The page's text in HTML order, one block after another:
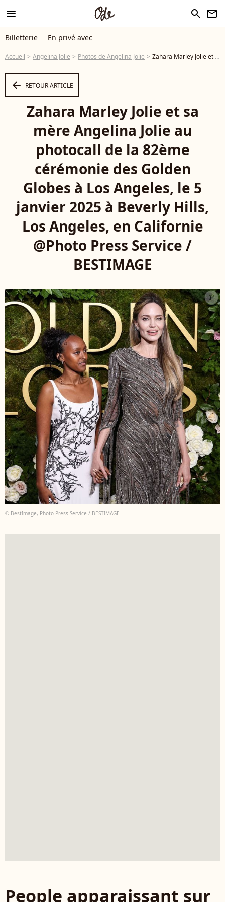
menu search newsletter
Billetterie En privé avec
Accueil Angelina Jolie Photos de Angelina Jolie Zahara Marley Jolie et sa mère Angelina Jolie au photocall de la 82ème cérémonie des Golden Globes à Los Angeles, le 5 janvier 2025 à Beverly Hills, Los Angeles, en Californie @Photo Press Service / BESTIMAGE - Photo
arrow_left RETOUR ARTICLE
Zahara Marley Jolie et sa
mère Angelina Jolie au
photocall de la 82ème
cérémonie des Golden
Globes à Los Angeles, le 5
janvier 2025 à Beverly Hills,
Los Angeles, en Californie
@Photo Press Service /
BESTIMAGE
© BestImage, Photo Press Service / BESTIMAGE
People apparaissant sur